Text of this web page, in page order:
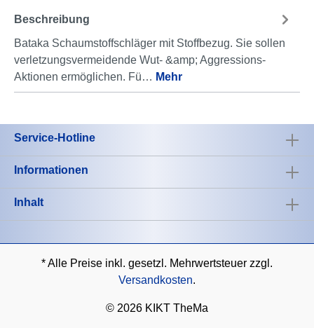
Beschreibung
Bataka Schaumstoffschläger mit Stoffbezug. Sie sollen
verletzungsvermeidende Wut- &amp; Aggressions-
Aktionen ermöglichen. Fü… Mehr
Service-Hotline
Informationen
Inhalt
* Alle Preise inkl. gesetzl. Mehrwertsteuer zzgl.
Versandkosten.
© 2026 KIKT TheMa